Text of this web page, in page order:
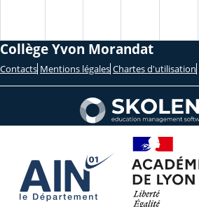
Collège Yvon Morandat
Contacts Mentions légales Chartes d'utilisation